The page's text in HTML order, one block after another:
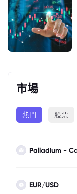
市場
熱門 股票
Palladium -
EUR/USD